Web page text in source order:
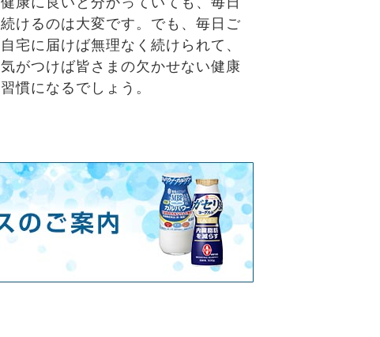
続けるのは大変です。でも、毎日ご
自宅に届けば無理なく続けられて、
気がつけば皆さまの欠かせない健康
習慣になるでしょう。